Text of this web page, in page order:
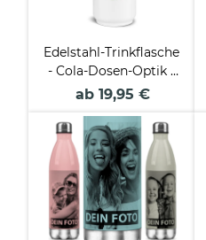
Edelstahl-Trinkflasche
- Cola-Dosen-Optik -
mit Wunschtext
ml
ab 19,95 €